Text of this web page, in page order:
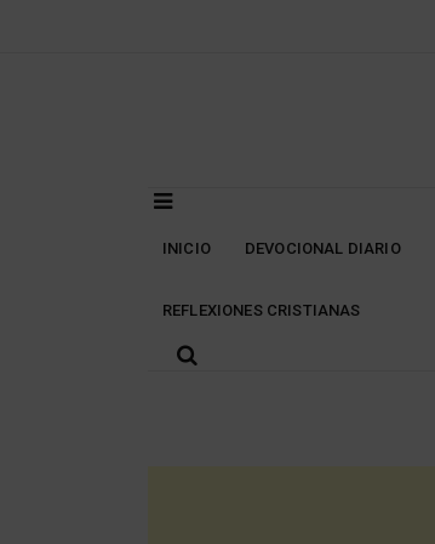
INICIO DEVOCIONAL DIARIO
REFLEXIONES CRISTIANAS